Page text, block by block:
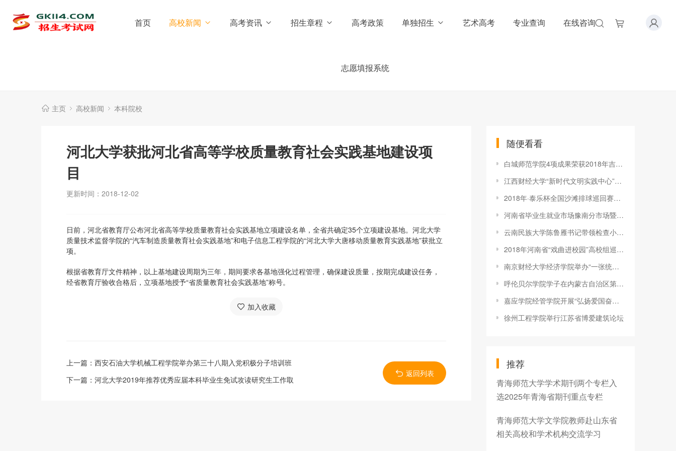
首页 高校新闻 高考资讯 招生章程 高考政策 单独招生 艺术高考 专业查询 在线咨询
志愿填报系统
主页 高校新闻 本科院校
河北大学获批河北省高等学校质量教育社会实践基地建设项
目
更新时间：2018-12-02
日前，河北省教育厅公布河北省高等学校质量教育社会实践基地立项建设名单，全省共确定35个立项建设基地。河北大学
质量技术监督学院的“汽车制造质量教育社会实践基地”和电子信息工程学院的“河北大学大唐移动质量教育实践基地”获批立
项。
根据省教育厅文件精神，以上基地建设周期为三年，期间要求各基地强化过程管理，确保建设质量，按期完成建设任务，
经省教育厅验收合格后，立项基地授予“省质量教育社会实践基地”称号。
加入收藏
上一篇： 西安石油大学机械工程学院举办第三十八期入党积极分子培训班
下一篇： 河北大学2019年推荐优秀应届本科毕业生免试攻读研究生工作取
返回列表
随便看看
白城师范学院4项成果荣获2018年吉林省教学成果奖
江西财经大学“新时代文明实践中心”正式揭牌成立
2018年·泰乐杯全国沙滩排球巡回赛总决赛在海口经济学院精彩开赛
河南省毕业生就业市场豫南分市场暨信阳师范学院2019届毕业生冬季
云南民族大学陈鲁雁书记带领检查小组对党支部规范化建设达标创建
2018年河南省“戏曲进校园”高校组巡演在新乡医学院举行
南京财经大学经济学院举办“一张统计图，峥嵘改革路”统计图征集
呼伦贝尔学院学子在内蒙古自治区第一届“欧倍尔杯”大学生化工实
嘉应学院经管学院开展“弘扬爱国奋斗精神&amp;#8226;建功立业新时代
徐州工程学院举行江苏省博爱建筑论坛
推荐
青海师范大学学术期刊两个专栏入
选2025年青海省期刊重点专栏
青海师范大学文学院教师赴山东省
相关高校和学术机构交流学习